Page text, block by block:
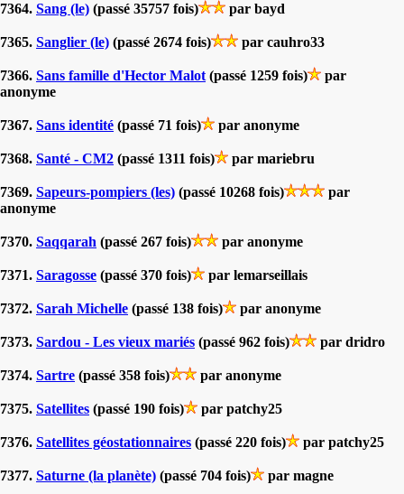
7364. Sang (le) (passé 35757 fois) par bayd
7365. Sanglier (le) (passé 2674 fois) par cauhro33
7366. Sans famille d'Hector Malot (passé 1259 fois)
par
anonyme
7367. Sans identité (passé 71 fois) par anonyme
7368. Santé - CM2 (passé 1311 fois) par mariebru
7369. Sapeurs-pompiers (les) (passé 10268 fois)
par
anonyme
7370. Saqqarah (passé 267 fois) par anonyme
7371. Saragosse (passé 370 fois) par lemarseillais
7372. Sarah Michelle (passé 138 fois) par anonyme
7373. Sardou - Les vieux mariés (passé 962 fois) par dridro
7374. Sartre (passé 358 fois) par anonyme
7375. Satellites (passé 190 fois) par patchy25
7376. Satellites géostationnaires (passé 220 fois) par patchy25
7377. Saturne (la planète) (passé 704 fois) par magne